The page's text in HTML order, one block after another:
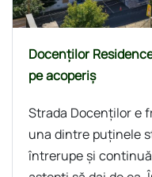
Docenților
pe acoperiș
Strada Docenților e
una dintre puținele
întrerupe și